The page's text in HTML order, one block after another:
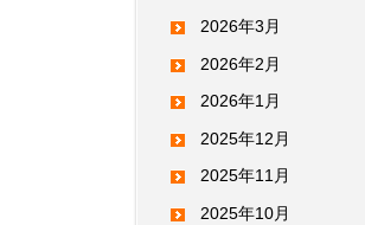
2026年3月
2026年2月
2026年1月
2025年12月
2025年11月
2025年10月